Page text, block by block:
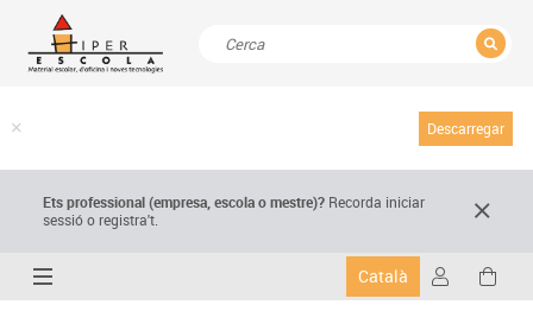
Descarregar
Ets professional (empresa,escola o mestre)? Recorda iniciar
sessió o registra't.
Català